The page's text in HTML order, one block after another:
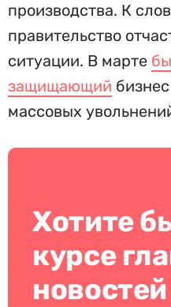
производства. К
правительство
ситуации. В марте
защищающий
массовых
Хотите
курсе